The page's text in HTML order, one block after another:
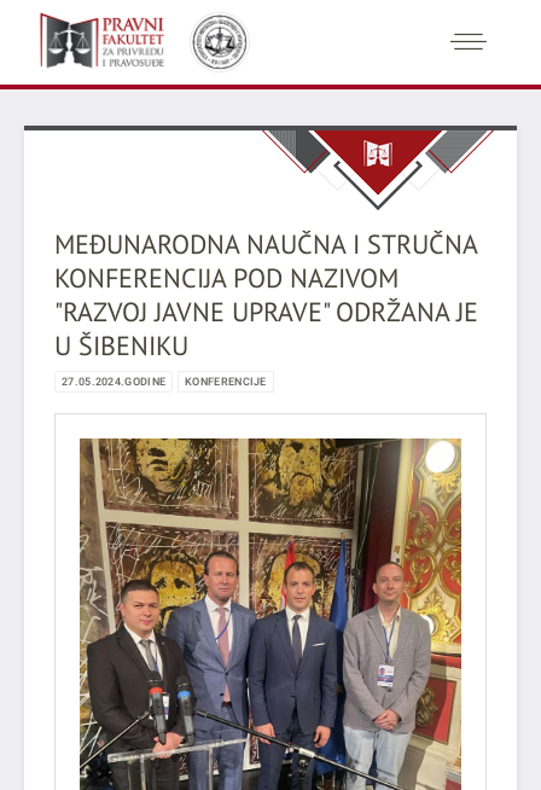
MEĐUNARODNA NAUČNA I STRUČNA
KONFERENCIJA POD NAZIVOM
"RAZVOJ JAVNE UPRAVE" ODRŽANA JE
U ŠIBENIKU
27.05.2024.GODINE KONFERENCIJE